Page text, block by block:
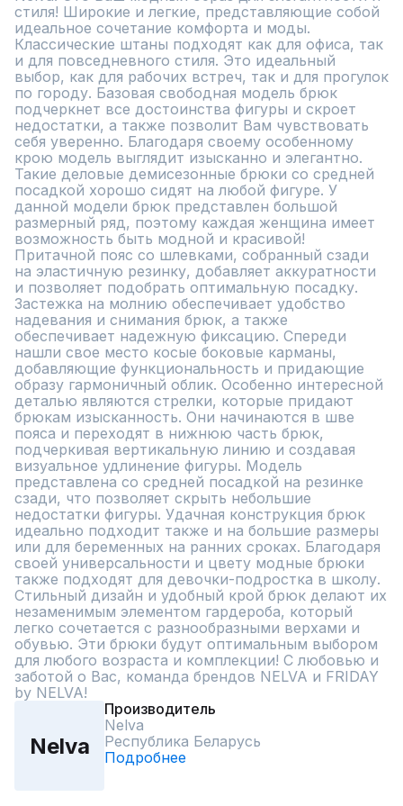
стиля! Широкие и легкие, представляющие собой
идеальное сочетание комфорта и моды.
Классические штаны подходят как для офиса, так
и для повседневного стиля. Это идеальный
выбор, как для рабочих встреч, так и для прогулок
по городу. Базовая свободная модель брюк
подчеркнет все достоинства фигуры и скроет
недостатки, а также позволит Вам чувствовать
себя уверенно. Благодаря своему особенному
крою модель выглядит изысканно и элегантно.
Такие деловые демисезонные брюки со средней
посадкой хорошо сидят на любой фигуре. У
данной модели брюк представлен большой
размерный ряд, поэтому каждая женщина имеет
возможность быть модной и красивой!
Притачной пояс со шлевками, собранный сзади
на эластичную резинку, добавляет аккуратности
и позволяет подобрать оптимальную посадку.
Застежка на молнию обеспечивает удобство
надевания и снимания брюк, а также
обеспечивает надежную фиксацию. Спереди
нашли свое место косые боковые карманы,
добавляющие функциональность и придающие
образу гармоничный облик. Особенно интересной
деталью являются стрелки, которые придают
брюкам изысканность. Они начинаются в шве
пояса и переходят в нижнюю часть брюк,
подчеркивая вертикальную линию и создавая
визуальное удлинение фигуры. Модель
представлена со средней посадкой на резинке
сзади, что позволяет скрыть небольшие
недостатки фигуры. Удачная конструкция брюк
идеально подходит также и на большие размеры
или для беременных на ранних сроках. Благодаря
своей универсальности и цвету модные брюки
также подходят для девочки-подростка в школу.
Стильный дизайн и удобный крой брюк делают их
незаменимым элементом гардероба, который
легко сочетается с разнообразными верхами и
обувью. Эти брюки будут оптимальным выбором
для любого возраста и комплекции! С любовью и
заботой о Вас, команда брендов NELVA и FRIDAY
by NELVA!
Nelva
Производитель
Nelva
Республика Беларусь
Подробнее